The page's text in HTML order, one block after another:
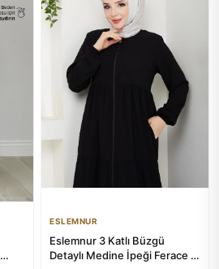
ESLEMNUR
Eslemnur 3 Katlı Büzgü
Detaylı Medine İpeği Ferace |